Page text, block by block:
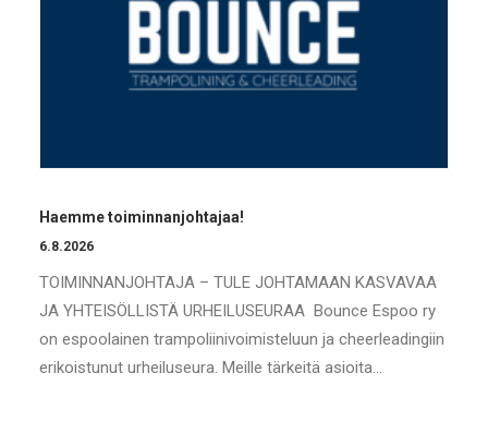
Haemme toiminnanjohtajaa!
6.8.2026
TOIMINNANJOHTAJA – TULE JOHTAMAAN KASVAVAA
JA YHTEISÖLLISTÄ URHEILUSEURAA Bounce Espoo ry
on espoolainen trampoliinivoimisteluun ja cheerleadingiin
erikoistunut urheiluseura. Meille tärkeitä asioita…